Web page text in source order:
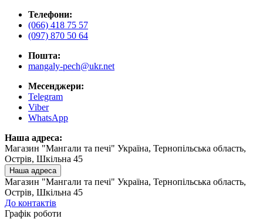
Телефони:
(066) 418 75 57
(097) 870 50 64
Пошта:
mangaly-pech@ukr.net
Месенджери:
Telegram
Viber
WhatsApp
Наша адреса:
Магазин "Мангали та печі" Україна, Тернопільська область,
Острів, Шкільна 45
Наша адреса
Магазин "Мангали та печі" Україна, Тернопільська область,
Острів, Шкільна 45
До контактів
Графік роботи